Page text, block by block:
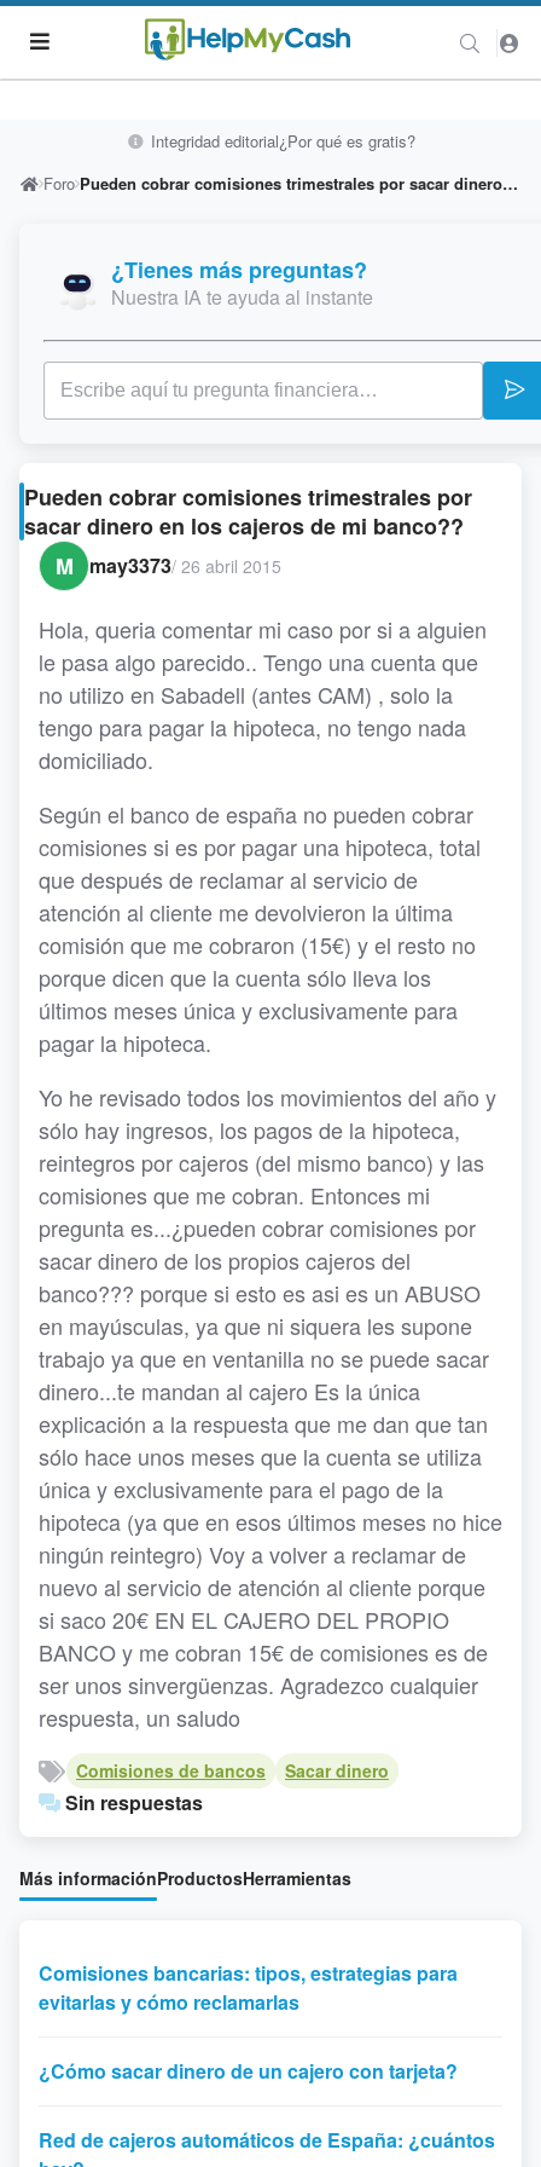
Integridad editorial¿Por qué es gratis?
Foro
Pueden cobrar comisiones trimestrales por sacar dinero en los cajeros de mi banco??
¿Tienes más preguntas?
Nuestra IA te ayuda al instante
Pueden cobrar comisiones trimestrales por
sacar dinero en los cajeros de mi banco??
M
may3373/ 26 abril 2015
Hola, queria comentar mi caso por si a alguien
le pasa algo parecido.. Tengo una cuenta que
no utilizo en Sabadell (antes CAM) , solo la
tengo para pagar la hipoteca, no tengo nada
domiciliado.
Según el banco de españa no pueden cobrar
comisiones si es por pagar una hipoteca, total
que después de reclamar al servicio de
atención al cliente me devolvieron la última
comisión que me cobraron (15€) y el resto no
porque dicen que la cuenta sólo lleva los
últimos meses única y exclusivamente para
pagar la hipoteca.
Yo he revisado todos los movimientos del año y
sólo hay ingresos, los pagos de la hipoteca,
reintegros por cajeros (del mismo banco) y las
comisiones que me cobran. Entonces mi
pregunta es...¿pueden cobrar comisiones por
sacar dinero de los propios cajeros del
banco??? porque si esto es asi es un ABUSO
en mayúsculas, ya que ni siquera les supone
trabajo ya que en ventanilla no se puede sacar
dinero...te mandan al cajero Es la única
explicación a la respuesta que me dan que tan
sólo hace unos meses que la cuenta se utiliza
única y exclusivamente para el pago de la
hipoteca (ya que en esos últimos meses no hice
ningún reintegro) Voy a volver a reclamar de
nuevo al servicio de atención al cliente porque
si saco 20€ EN EL CAJERO DEL PROPIO
BANCO y me cobran 15€ de comisiones es de
ser unos sinvergüenzas. Agradezco cualquier
respuesta, un saludo
Comisiones de bancos Sacar dinero
Sin respuestas
Más informaciónProductosHerramientas
Comisiones bancarias: tipos, estrategias para
evitarlas y cómo reclamarlas
¿Cómo sacar dinero de un cajero con tarjeta?
Red de cajeros automáticos de España: ¿cuántos